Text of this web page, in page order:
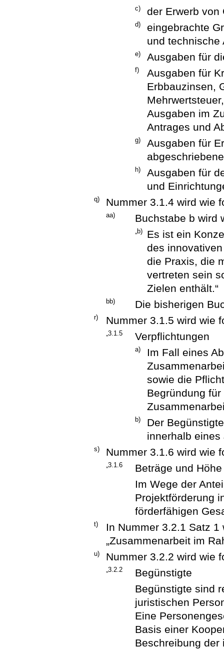
c) der Erwerb von
d)
eingebrachte
und technische
e) Ausgaben für
f)
Ausgaben für
Erbbauzinsen,
Ausgaben im
Antrages und
g)
Ausgaben für
h)
Ausgaben für
und
q) Nummer 3.1.4 wird wie
aa) Buchstabe b wird
„b)
Es ist ein
des
die Praxis, die
vertreten sein
Zielen enthält.“
bb) Die bisherigen
r) Nummer 3.1.5 wird wie
„3.1.5 Verpflichtungen
a)
Im Fall eines
sowie die
Begründung
b)
Der
innerhalb eines
s) Nummer 3.1.6 wird wie
„3.1.6
Beträge und
Im Wege der
Projektförderung
förderfähigen
t)
In Nummer 3.2.1 Satz 1
„Zusammenarbeit im
u) Nummer 3.2.2 wird wie
„3.2.2
Begünstigte
Begünstigte sind
juristischen
Eine
Basis einer
Beschreibung